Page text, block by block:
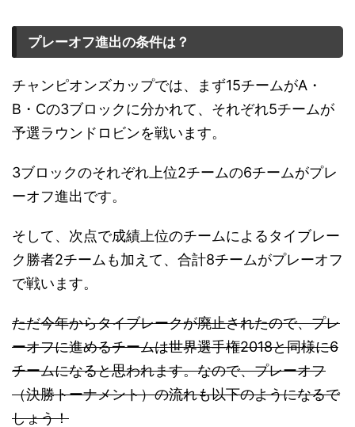
プレーオフ進出の条件は？
チャンピオンズカップでは、まず15チームがA・
B・Cの3ブロックに分かれて、それぞれ5チームが
予選ラウンドロビンを戦います。
3ブロックのそれぞれ上位2チームの6チームがプレ
ーオフ進出です。
そして、次点で成績上位のチームによるタイブレー
ク勝者2チームも加えて、合計8チームがプレーオフ
で戦います。
ただ今年からタイブレークが廃止されたので、プレ
ーオフに進めるチームは世界選手権2018と同様に6
チームになると思われます。なので、プレーオフ
（決勝トーナメント）の流れも以下のようになるで
しょう！